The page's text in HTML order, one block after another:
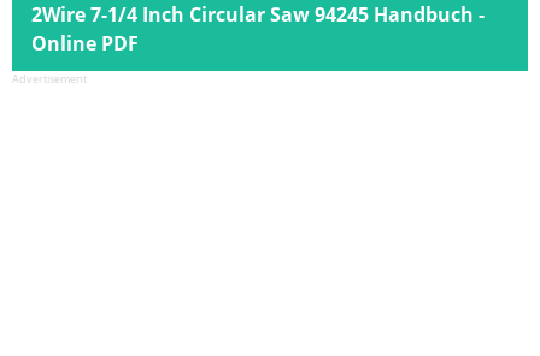
2Wire 7-1/4 Inch Circular Saw 94245 Handbuch -
Online PDF
Advertisement